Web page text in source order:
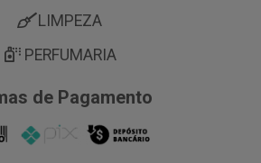
LIMPEZA
PERFUMARIA
de Pagamento